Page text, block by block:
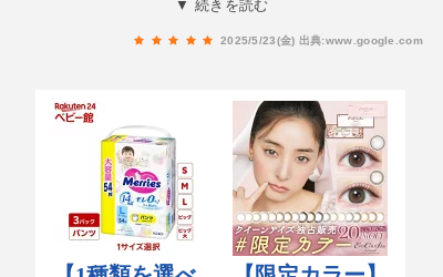
▼ 続きを読む
2025/5/23(金) 出典:www.google.com